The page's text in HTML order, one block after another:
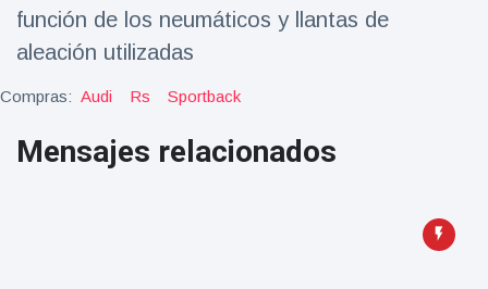
Großmutter
feiert ihren
Geburtstag
zu
Mariachi-
8 May
1133
Vistas
función de los neumáticos y llantas de
aleación utilizadas
Compras: Audi Rs Sportback
Mensajes relacionados